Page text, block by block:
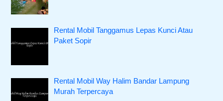
Rental Mobil Tanggamus Lepas Kunci Atau
Paket Sopir
Rental Mobil Way Halim Bandar Lampung
Murah Terpercaya